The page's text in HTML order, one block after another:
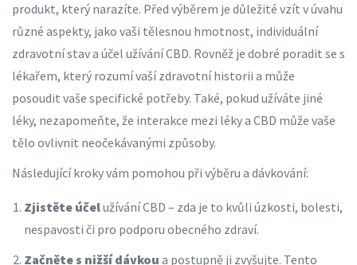
produkt, který narazíte. Před výběrem je důležité vzít v úvahu
různé aspekty, jako vaši tělesnou hmotnost, individuální
zdravotní stav a účel užívání CBD. Rovněž je dobré poradit se s
lékařem, který rozumí vaší zdravotní historii a může
posoudit vaše specifické potřeby. Také, pokud užíváte jiné
léky, nezapomeňte, že interakce mezi léky a CBD může vaše
tělo ovlivnit neočekávanými způsoby.
Následující kroky vám pomohou při výběru a dávkování:
Zjistěte účelužívání CBD – zda je to kvůli úzkosti, bolesti,
nespavosti či pro podporu obecného zdraví.
Začněte s nižší dávkou a postupně ji zvyšujte. Tento